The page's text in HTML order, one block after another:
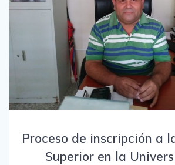
Proceso de inscripción a
Superior en la